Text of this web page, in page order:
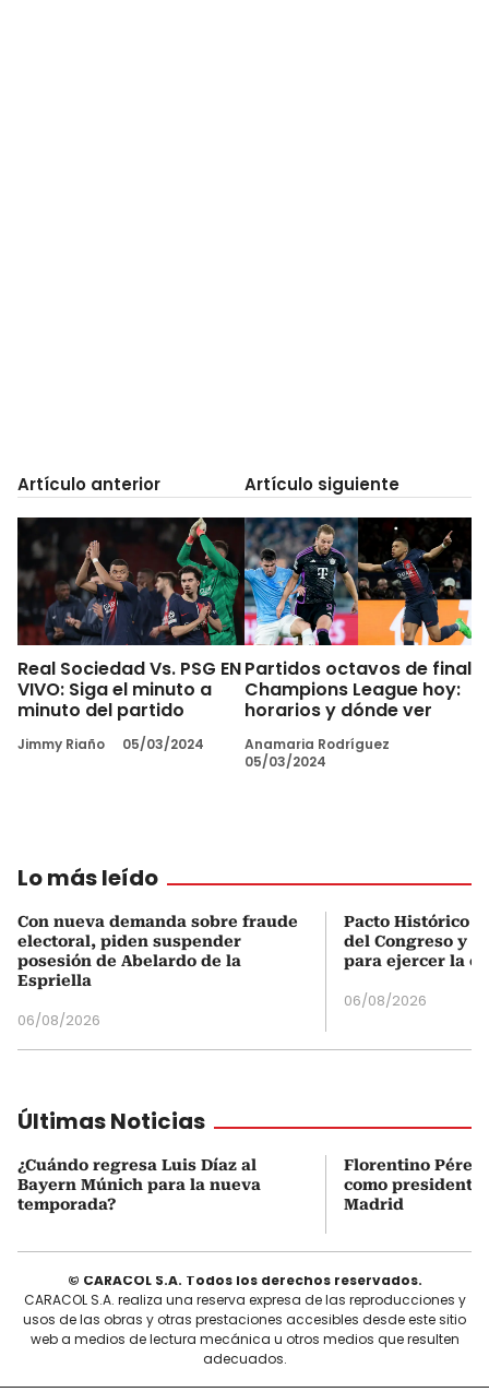
Artículo anterior
Real Sociedad Vs. PSG EN
VIVO: Siga el minuto a
minuto del partido
Jimmy Riaño 05/03/2024
Artículo siguiente
Partidos octavos de final
Champions League hoy:
horarios y dónde ver
Anamaria Rodríguez
05/03/2024
Lo más leído
Con nueva demanda sobre fraude
electoral, piden suspender
posesión de Abelardo de la
Espriella
06/08/2026
Pacto Histórico
del Congreso y
para ejercer la
06/08/2026
Últimas Noticias
¿Cuándo regresa Luis Díaz al
Bayern Múnich para la nueva
temporada?
Florentino Pérez
como presidente
Madrid
© CARACOL S.A. Todos los derechos reservados.
CARACOL S.A. realiza una reserva expresa de las reproducciones y
usos de las obras y otras prestaciones accesibles desde este sitio
web a medios de lectura mecánica u otros medios que resulten
adecuados.